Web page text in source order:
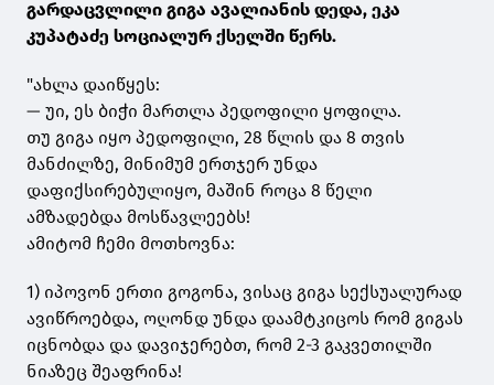
გარდაცვლილი გიგა ავალიანის დედა, ეკა
კუპატაძე სოციალურ ქსელში წერს.
"ახლა დაიწყეს:
— უი, ეს ბიჭი მართლა პედოფილი ყოფილა.
თუ გიგა იყო პედოფილი, 28 წლის და 8 თვის
მანძილზე, მინიმუმ ერთჯერ უნდა
დაფიქსირებულიყო, მაშინ როცა 8 წელი
ამზადებდა მოსწავლეებს!
ამიტომ ჩემი მოთხოვნა:
1) იპოვონ ერთი გოგონა, ვისაც გიგა სექსუალურად
ავიწროებდა, ოღონდ უნდა დაამტკიცოს რომ გიგას
იცნობდა და დავიჯერებთ, რომ 2-3 გაკვეთილში
ნიაზეც შეაფრინა!